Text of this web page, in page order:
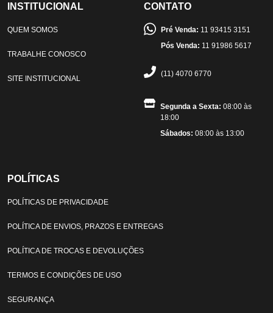
INSTITUCIONAL
QUEM SOMOS
TRABALHE CONOSCO
SITE INSTITUCIONAL
CONTATO
Pré Venda: 11 93415 3151
Pós Venda: 11 91986 5617
(11) 4070 6770
Segunda a Sexta: 08:00 às
18:00
Sábados: 08:00 às 13:00
POLÍTICAS
POLÍTICAS DE PRIVACIDADE
POLÍTICA DE ENVIOS, PRAZOS E ENTREGAS
POLÍTICA DE TROCAS E DEVOLUÇÕES
TERMOS E CONDIÇÕES DE USO
SEGURANÇA